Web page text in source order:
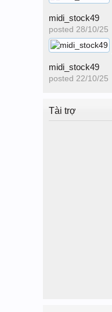
midi_stock49
posted 28/10/25
midi_stock49
posted 22/10/25
Tài trợ